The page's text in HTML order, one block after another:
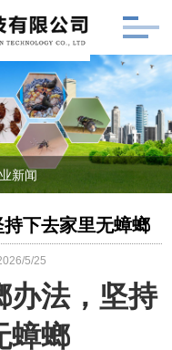
新闻
下去家里无蟑螂
5/25
办法，坚持
蟑螂